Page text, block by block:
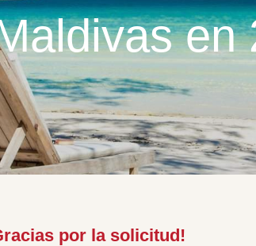
en
por la solicitud!